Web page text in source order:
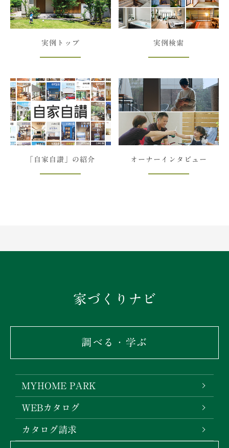
実例トップ 実例検索
「自家自讃」の紹介 オーナーインタビュー
家づくりナビ
調べる・学ぶ
MYHOME PARK
WEBカタログ
カタログ請求